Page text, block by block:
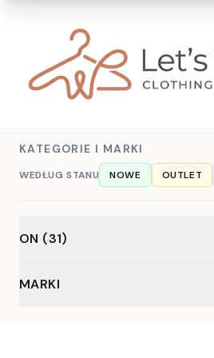
KATEGORIE I MARKI
WEDŁUG STANU NOWE OUTLET
ON (31)
MARKI